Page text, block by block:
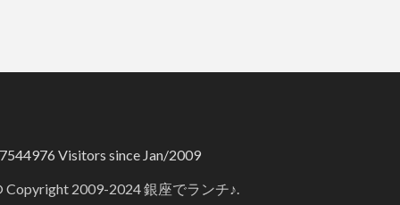
Visitors since Jan/2009
Copyright 2009-2024 銀座でランチ♪.